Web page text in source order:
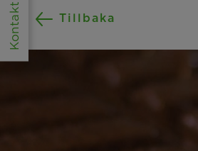
Tillbaka
Kontakt